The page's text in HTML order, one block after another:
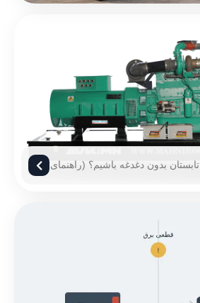
بدون دغدغه باشیم؟ (راهنمای